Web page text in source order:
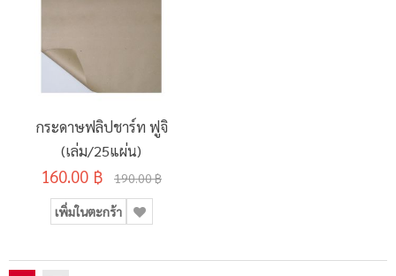
กระดาษฟลิปชาร์ท ฟูจิ
(เล่ม/25แผ่น)
160.00 ฿ 190.00 ฿
เพิ่มในตะกร้า